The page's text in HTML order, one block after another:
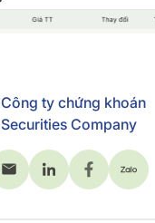
Công ty chứng khoán
Securities Company